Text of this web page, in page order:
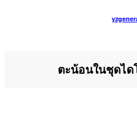
ตะน้อนในชุดได